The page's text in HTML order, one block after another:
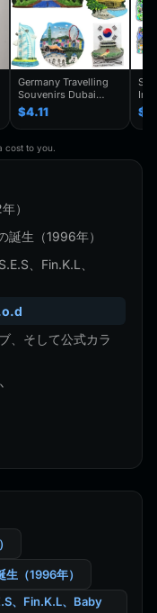
Germany Travelling
Souvenirs Dubai
Kuwait Fridge
Stickers Japan
Shanghai Korea
Finland Mauritius
Fridge Magnets
$4.11
cost to you.
）
誕生（1996年）
、Fin.K.L、
、そして公式カラ
（1996年）
、Fin.K.L、Baby